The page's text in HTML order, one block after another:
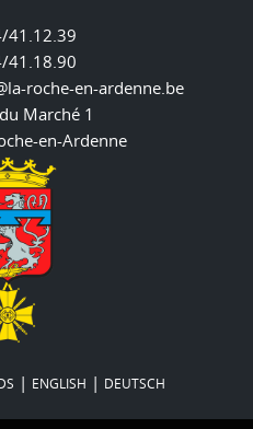
41.12.39
41.18.90
roche-en-ardenne.be
Marché 1
en-Ardenne
| ENGLISH | DEUTSCH